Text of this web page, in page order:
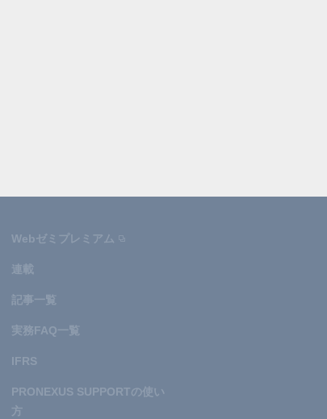
Webゼミプレミアム
連載
記事一覧
実務FAQ一覧
IFRS
PRONEXUS SUPPORTの使い
方